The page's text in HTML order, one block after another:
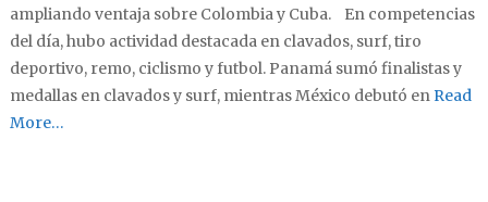
ampliando ventaja sobre Colombia y Cuba. En competencias
del día, hubo actividad destacada en clavados, surf, tiro
deportivo, remo, ciclismo y futbol. Panamá sumó finalistas y
medallas en clavados y surf, mientras México debutó enRead
More…